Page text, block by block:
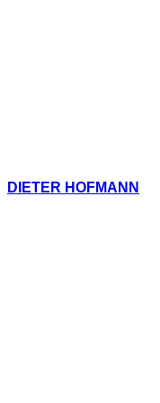
DIETER HOFMANN